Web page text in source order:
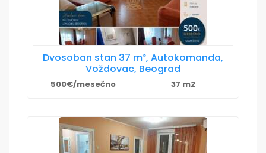
Dvosoban stan 37 m², Autokomanda,
Voždovac, Beograd
500€/mesečno 37 m2